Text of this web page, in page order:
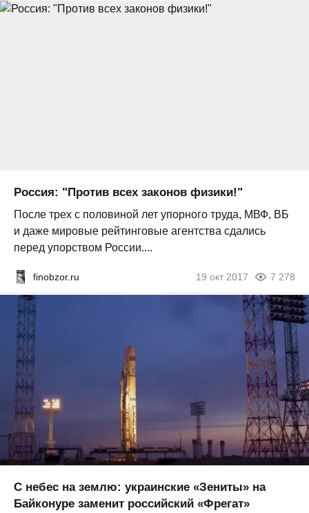
Россия: "Против всех законов физики!"
После трех с половиной лет упорного труда, МВФ, ВБ
и даже мировые рейтинговые агентства сдались
перед упорством России....
finobzor.ru 19 окт 2017 7 278
С небес на землю: украинские «Зениты» на
Байконуре заменит российский «Фрегат»